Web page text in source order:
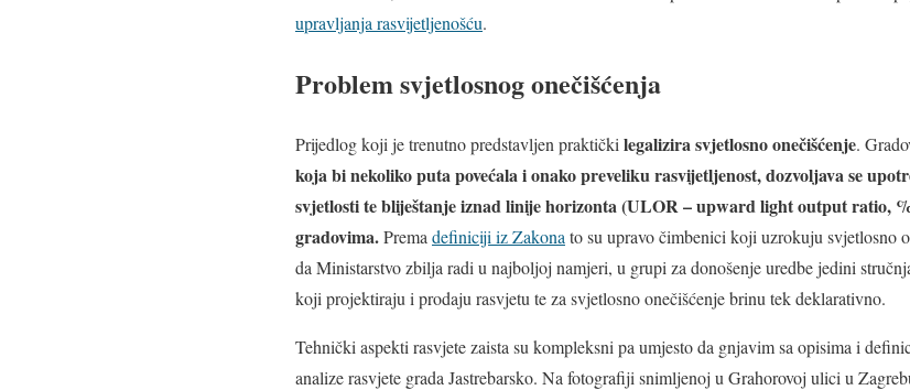
upravljanja rasvijetljenošću.
Problem svjetlosnog onečišćenja
Prijedlog koji je trenutno predstavljen praktički legalizira svjetlosno onečišćenje.
koja bi nekoliko puta povećala i onako preveliku rasvijetljenost, dozvoljava se
svjetlosti te bliještanje iznad linije horizonta (ULOR – upward light output ratio,
gradovima.Prema definiciji iz Zakona to su upravo čimbenici koji uzrokuju svjetlosno
da Ministarstvo zbilja radi u najboljoj namjeri, u grupi za donošenje uredbe jedini
koji projektiraju i prodaju rasvjetu te za svjetlosno onečišćenje brinu tek deklarativno.
Tehnički aspekti rasvjete zaista su kompleksni pa umjesto da gnjavim sa opisima i
analize rasvjete grada Jastrebarsko. Na fotografiji snimljenoj u Grahorovoj ulici u